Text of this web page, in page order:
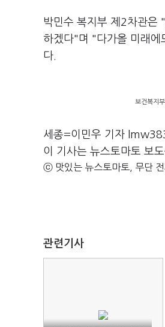
박민수 복지부 제2차관은
하겠다"며 "다가올 미래에
다.
보건복지
세종=이민우 기자
이 기사는 뉴스토마토 보
ⓒ 맛있는 뉴스토마토, 무단 전
관련기사